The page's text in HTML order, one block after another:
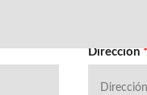
Dirección*